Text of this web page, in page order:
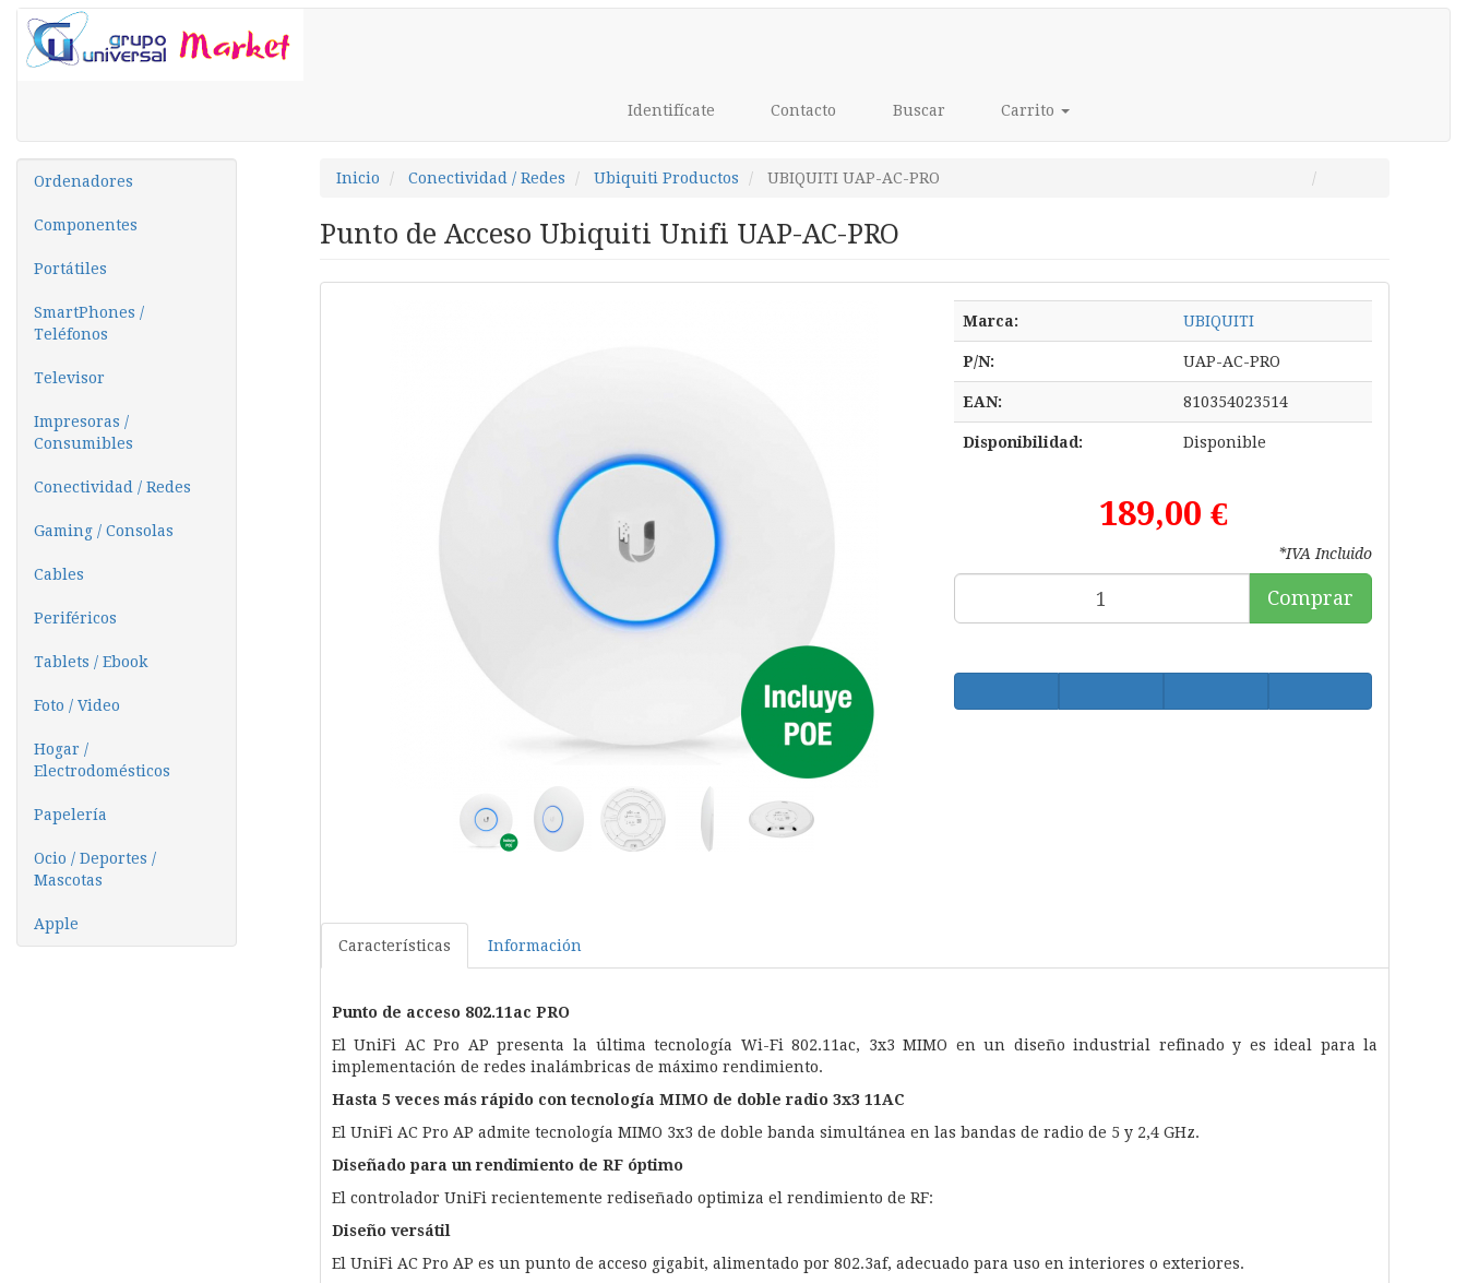
Identifícate Contacto Buscar Carrito
Ordenadores
Componentes
Portátiles
SmartPhones /
Teléfonos
Televisor
Impresoras /
Consumibles
Conectividad / Redes
Gaming / Consolas
Cables
Periféricos
Tablets / Ebook
Foto / Video
Hogar /
Electrodomésticos
Papelería
Ocio / Deportes /
Mascotas
Apple
Inicio Conectividad / Redes Ubiquiti Productos UBIQUITI UAP-AC-PRO
Punto de Acceso Ubiquiti Unifi UAP-AC-PRO
Marca: UBIQUITI
P/N: UAP-AC-PRO
EAN: 810354023514
Disponibilidad: Disponible
189,00 €
*IVA Incluido
Comprar
Características Información
Punto de acceso 802.11ac PRO
El UniFi AC Pro AP presenta la última tecnología Wi-Fi 802.11ac, 3x3 MIMO en un diseño industrial refinado y es ideal para la
implementación de redes inalámbricas de máximo rendimiento.
Hasta 5 veces más rápido con tecnología MIMO de doble radio 3x3 11AC
El UniFi AC Pro AP admite tecnología MIMO 3x3 de doble banda simultánea en las bandas de radio de 5 y 2,4 GHz.
Diseñado para un rendimiento de RF óptimo
El controlador UniFi recientemente rediseñado optimiza el rendimiento de RF:
Diseño versátil
El UniFi AC Pro AP es un punto de acceso gigabit, alimentado por 802.3af, adecuado para uso en interiores o exteriores.